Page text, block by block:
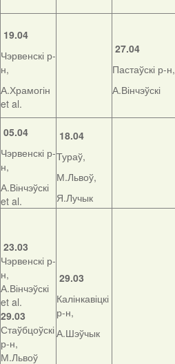
19.04
Чэрвенскі р-
н,
А.Храмогін
et al.
27.04
Пастаўскі р-н,
А.Вінчэўскі
05.04
Чэрвенскі р-
н,
А.Вінчэўскі
et al.
18.04
Тураў,
М.Львоў,
Я.Лучык
23.03
Чэрвенскі р-
н,
А.Вінчэўскі
et al.
29.03
Стаўбцоўскі
р-н,
М.Львоў
29.03
Калінкавіцкі
р-н,
А.Шэўчык